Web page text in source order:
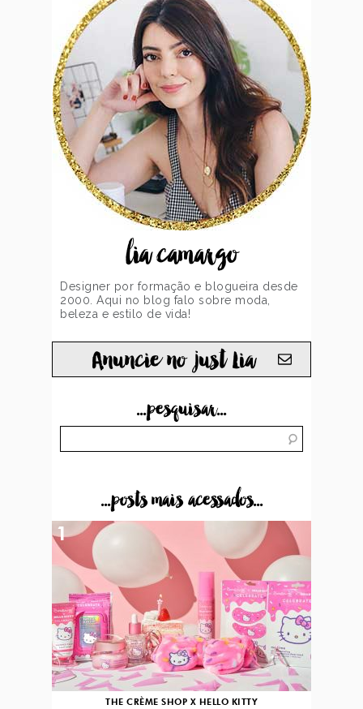
lia camargo
Designer por formação e blogueira desde
2000. Aqui no blog falo sobre moda,
beleza e estilo de vida!
Anuncie no just Lia
...pesquisar...
...posts mais acessados...
THE CRÈME SHOP X HELLO KITTY
1